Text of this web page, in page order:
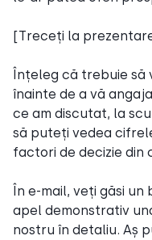
[Treceți la
Înțeleg că trebuie să
înainte de a vă
ce am discutat, la
să puteți vedea
factori de decizie din
În e-mail, veți găsi
apel demonstrativ
nostru în detaliu. Aș